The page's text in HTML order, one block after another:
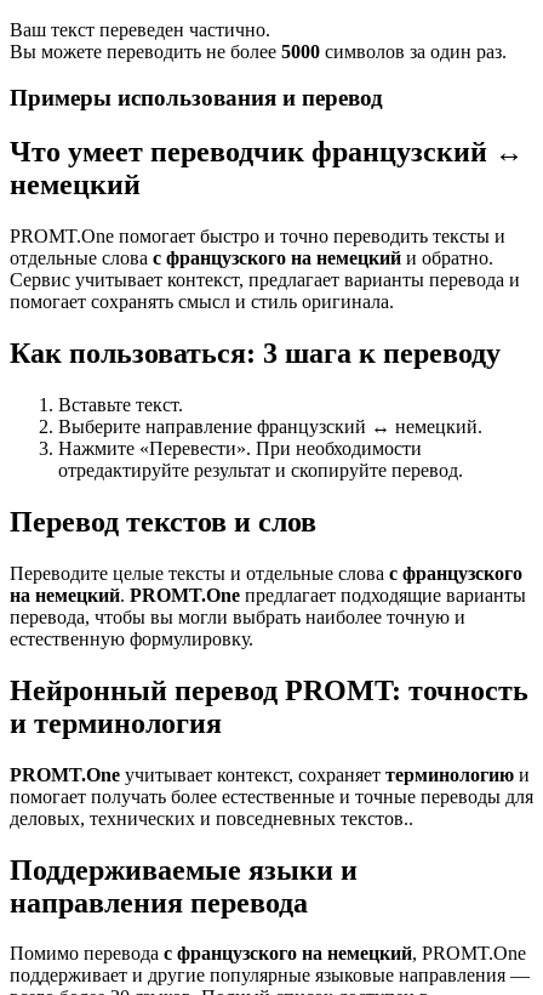
Ваш текст переведен частично.
Вы можете переводить не более 5000 символов за один раз.
Примеры использования и перевод
Что умеет переводчик французский ↔
немецкий
PROMT.One помогает быстро и точно переводить тексты и
отдельные слова с французского на немецкий и обратно.
Сервис учитывает контекст, предлагает варианты перевода и
помогает сохранять смысл и стиль оригинала.
Как пользоваться: 3 шага к переводу
Вставьте текст.
Выберите направление французский ↔ немецкий.
Нажмите «Перевести». При необходимости
отредактируйте результат и скопируйте перевод.
Перевод текстов и слов
Переводите целые тексты и отдельные слова с французского
на немецкий. PROMT.One предлагает подходящие варианты
перевода, чтобы вы могли выбрать наиболее точную и
естественную формулировку.
Нейронный перевод PROMT: точность
и терминология
PROMT.One учитывает контекст, сохраняет терминологию и
помогает получать более естественные и точные переводы для
деловых, технических и повседневных текстов..
Поддерживаемые языки и
направления перевода
Помимо перевода с французского на немецкий, PROMT.One
поддерживает и другие популярные языковые направления —